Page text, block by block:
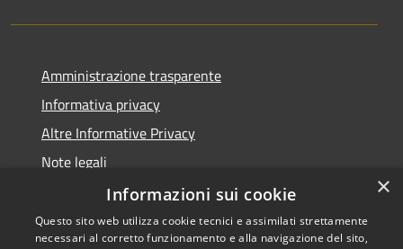
Amministrazione trasparente
Informativa privacy
Altre Informative Privacy
Note legali
Dichiarazione di accessibilità
×
Informazioni sui cookie
Questo sito web utilizza cookie tecnici e assimilati strettamente
necessari al corretto funzionamento e alla navigazione del sito,